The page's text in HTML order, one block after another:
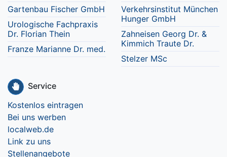
Gartenbau Fischer GmbH
Urologische Fachpraxis
Dr. Florian Thein
Franze Marianne Dr. med.
Verkehrsinstitut München
Hunger GmbH
Zahneisen Georg Dr. &
Kimmich Traute Dr.
Stelzer MSc
Service
Kostenlos eintragen
Bei uns werben
localweb.de
Link zu uns
Stellenangebote